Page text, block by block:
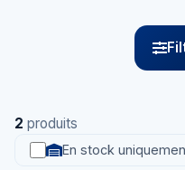
2 produits
En stock